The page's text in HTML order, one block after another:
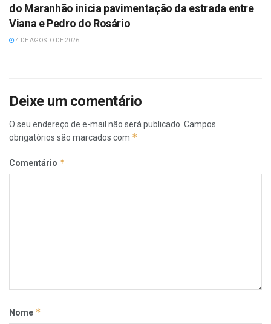
do Maranhão inicia pavimentação da estrada entre
Viana e Pedro do Rosário
4 DE AGOSTO DE 2026
Deixe um comentário
O seu endereço de e-mail não será publicado. Campos
obrigatórios são marcados com *
Comentário *
Nome *